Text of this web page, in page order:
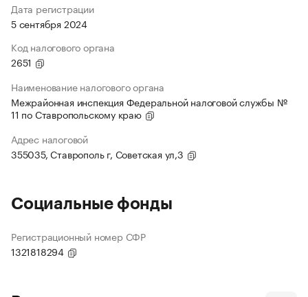
Дата регистрации
5 сентября 2024
Код налогового органа
2651
Наименование налогового органа
Межрайонная инспекция Федеральной налоговой службы №
11 по Ставропольскому краю
Адрес налоговой
355035, Ставрополь г, Советская ул,3
Социальные фонды
Регистрационный номер СФР
1321818294